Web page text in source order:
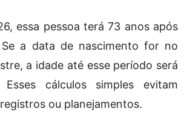
essa pessoa terá 73 anos após
Se a data de nascimento for no
a idade até esse período será
cálculos simples evitam
ou planejamentos.